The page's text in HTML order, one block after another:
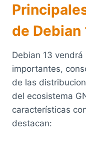
de Debian
Debian 13
importantes,
de las
del ecosistema
características
destacan: